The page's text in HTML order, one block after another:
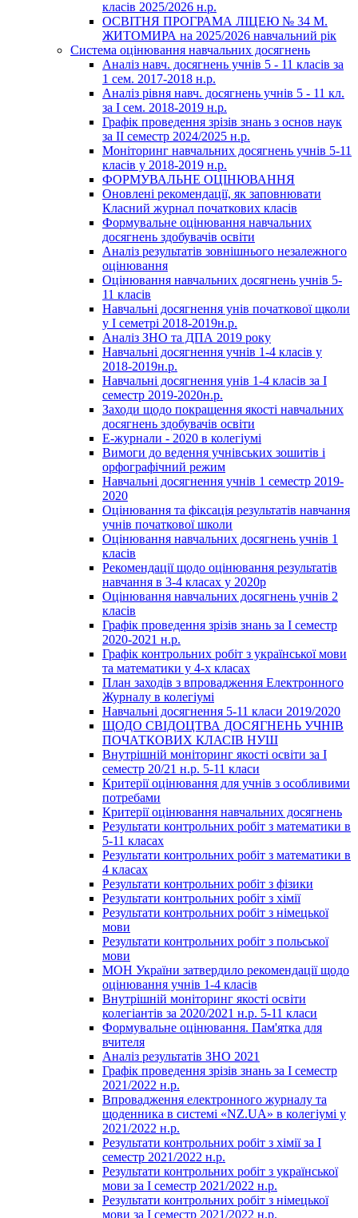
класів 2025/2026 н.р.
ОСВІТНЯ ПРОГРАМА ЛІЦЕЮ № 34 М.
ЖИТОМИРА на 2025/2026 навчальний рік
Система оцінювання навчальних досягнень
Аналіз навч. досягнень учнів 5 - 11 класів за
1 сем. 2017-2018 н.р.
Аналіз рівня навч. досягнень учнів 5 - 11 кл.
за І сем. 2018-2019 н.р.
Графік проведення зрізів знань з основ наук
за ІІ семестр 2024/2025 н.р.
Моніторинг навчальних досягнень учнів 5-11
класів у 2018-2019 н.р.
ФОРМУВАЛЬНЕ ОЦІНЮВАННЯ
Оновлені рекомендації, як заповнювати
Класний журнал початкових класів
Формувальне оцінювання навчальних
досягнень здобувачів освіти
Аналіз результатів зовнішнього незалежного
оцінювання
Оцінювання навчальних досягнень учнів 5-
11 класів
Навчальні досягнення унів початкової щколи
у І семетрі 2018-2019н.р.
Аналіз ЗНО та ДПА 2019 року
Навчальні досягнення учнів 1-4 класів у
2018-2019н.р.
Навчальні досягнення унів 1-4 класів за І
семестр 2019-2020н.р.
Заходи щодо покращення якості навчальних
досягнень здобувачів освіти
Е-журнали - 2020 в колегіумі
Вимоги до ведення учнівських зошитів і
орфографічний режим
Навчальні досягнення учнів 1 семестр 2019-
2020
Оцінювання та фіксація результатів навчання
учнів початкової школи
Оцінювання навчальних досягнень учнів 1
класів
Рекомендації щодо оцінювання результатів
навчання в 3-4 класах у 2020р
Оцінювання навчальних досягнень учнів 2
класів
Графік проведення зрізів знань за І семестр
2020-2021 н.р.
Графік контрольних робіт з української мови
та математики у 4-х класах
План заходів з впровадження Електронного
Журналу в колегіумі
Навчальні досягнення 5-11 класи 2019/2020
ЩОДО СВІДОЦТВА ДОСЯГНЕНЬ УЧНІВ
ПОЧАТКОВИХ КЛАСІВ НУШ
Внутрішній моніторинг якості освіти за І
семестр 20/21 н.р. 5-11 класи
Критерії оцінювання для учнів з особливими
потребами
Критерії оцінювання навчальних досягнень
Результати контрольних робіт з математики в
5-11 класах
Результати контрольних робіт з математики в
4 класах
Результати контрольних робіт з фізики
Результати контрольних робіт з хімії
Результати контрольних робіт з німецької
мови
Результати контрольних робіт з польської
мови
МОН України затвердило рекомендації щодо
оцінювання учнів 1-4 класів
Внутрішній моніторинг якості освіти
колегіантів за 2020/2021 н.р. 5-11 класи
Формувальне оцінювання. Пам'ятка для
вчителя
Аналіз результатів ЗНО 2021
Графік проведення зрізів знань за І семестр
2021/2022 н.р.
Впровадження електронного журналу та
щоденника в системі «NZ.UA» в колегіумі у
2021/2022 н.р.
Результати контрольних робіт з хімії за І
семестр 2021/2022 н.р.
Результати контрольних робіт з української
мови за І семестр 2021/2022 н.р.
Результати контрольних робіт з німецької
мови за І семестр 2021/2022 н.р.